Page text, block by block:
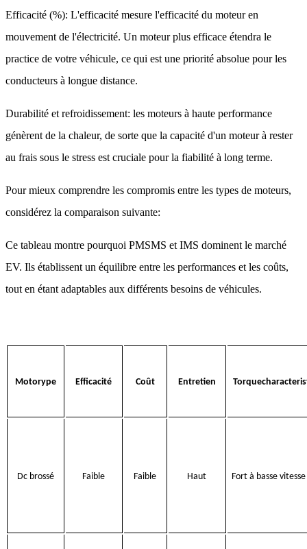
Efficacité (%): L'efficacité mesure l'efficacité du moteur en
mouvement de l'électricité. Un moteur plus efficace étendra le
practice de votre véhicule, ce qui est une priorité absolue pour les
conducteurs à longue distance.
Durabilité et refroidissement: les moteurs à haute performance
génèrent de la chaleur, de sorte que la capacité d'un moteur à rester
au frais sous le stress est cruciale pour la fiabilité à long terme.
Pour mieux comprendre les compromis entre les types de moteurs,
considérez la comparaison suivante:
Ce tableau montre pourquoi PMSMS et IMS dominent le marché
EV. Ils établissent un équilibre entre les performances et les coûts,
tout en étant adaptables aux différents besoins de véhicules.
Motorype Efficacité Coût Entretien
Dc brossé Faible Faible Haut Fort à basse vitesse